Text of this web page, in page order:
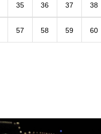
35 36 37 38
57 58 59 60